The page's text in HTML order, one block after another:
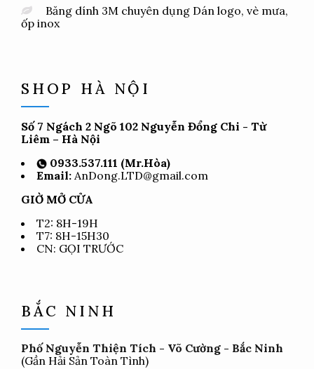
Băng dính 3M chuyên dụng Dán logo, vè mưa,
ốp inox
SHOP HÀ NỘI
Số 7 Ngách 2 Ngõ 102 Nguyễn Đổng Chi - Từ
Liêm – Hà Nội
0933.537.111 (Mr.Hòa)
Email: AnDong.LTD@gmail.com
GIỜ MỞ CỬA
T2: 8H-19H
T7: 8H-15H30
CN: GỌI TRƯỚC
BẮC NINH
Phố Nguyễn Thiện Tích - Võ Cường - Bắc Ninh
(Gần Hải Sản Toàn Tình)